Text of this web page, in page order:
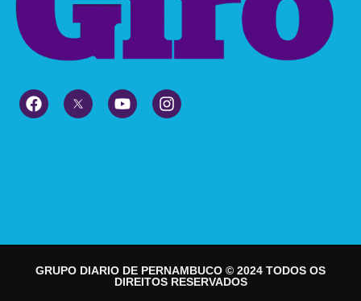
GRUPO DIARIO DE PERNAMBUCO © 2024 TODOS OS
DIREITOS RESERVADOS